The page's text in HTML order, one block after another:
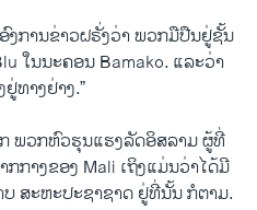
ການ​ຂ່າວຝຣັ່ງວ່າ ພວກ​ມື​ປືນ​ຢູ່​ຊັ້ນ​
ໃນ​ນະຄອນ Bamako. ແລະ​ວ່າ
ທາງຢ່າງ.”
ພວກ​ຫົວ​ຮຸນ​ແຮງ​ລັດ​ອິສລາມ ຜູ້​ທີ່​
ກາງຂອງ Mali ​ເຖິງ​ແມ່ນ​ວ່າໄດ້​ມີ​
ສະຫະ​ປະຊາ​ຊາດ ຢູ່​ທີ່​ນັ້ນ ກໍ​ຕາມ.